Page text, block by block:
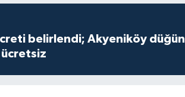
belirlendi; Akyeniköy düğün
ücretsiz